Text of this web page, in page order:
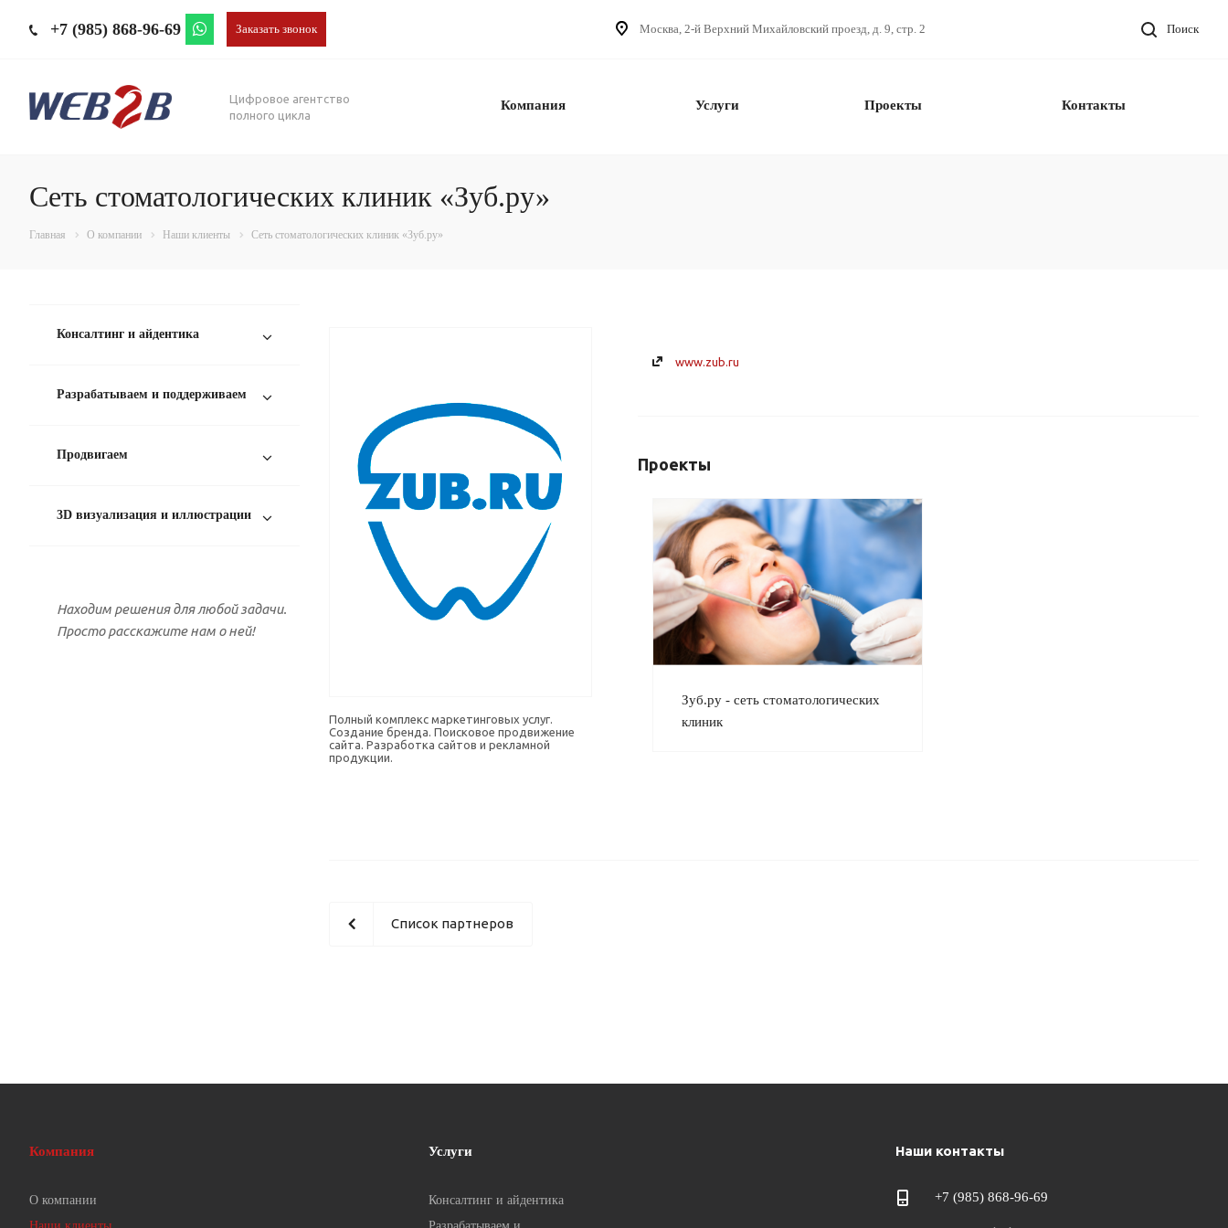
+7 (985) 868-96-69 Заказать звонок Москва, 2-й Верхний Михайловский проезд, д. 9, стр. 2 Поиск
Цифровое агентство
полного цикла
Компания Услуги Проекты Контакты
Сеть стоматологических клиник «Зуб.ру»
Главная О компании Наши клиенты Сеть стоматологических клиник «Зуб.ру»
Консалтинг и айдентика
Разрабатываем и поддерживаем
Продвигаем
3D визуализация и иллюстрации
Находим решениядля любой задачи.
Просто расскажите нам о ней!
Полный комплекс маркетинговых услуг.
Создание бренда. Поисковое продвижение
сайта. Разработка сайтов и рекламной
продукции.
www.zub.ru
Проекты
Зуб.ру - сеть стоматологических
клиник
Список партнеров
Компания
О компании
Услуги
Консалтинг и айдентика
Наши контакты
+7 (985) 868-96-69